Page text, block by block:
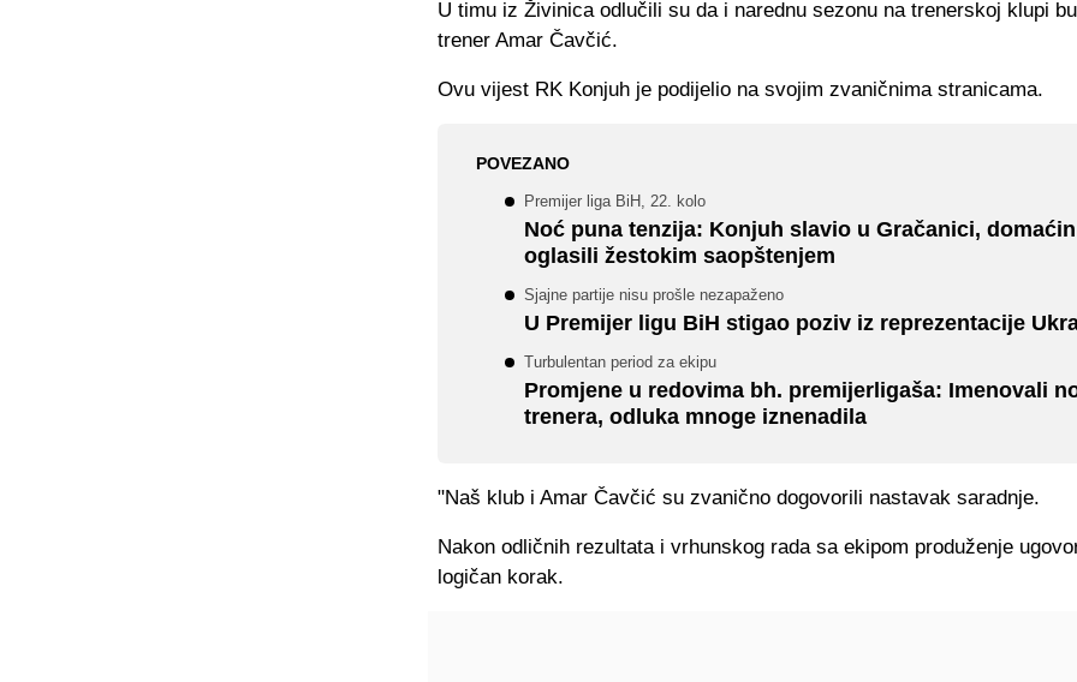
U timu iz Živinica odlučili su da i narednu sezonu na trenerskoj klupi
trener Amar Čavčić.
Ovu vijest RK Konjuh je podijelio na svojim zvaničnima stranicama.
POVEZANO
Premijer liga BiH, 22. kolo
Noć puna tenzija: Konjuh slavio u Gračanici,
oglasili žestokim saopštenjem
Sjajne partije nisu prošle nezapaženo
U Premijer ligu BiH stigao poziv iz reprezentacije
Turbulentan period za ekipu
Promjene u redovima bh. premijerligaša: Imenovali
trenera, odluka mnoge iznenadila
"Naš klub i Amar Čavčić su zvanično dogovorili nastavak saradnje.
Nakon odličnih rezultata i vrhunskog rada sa ekipom produženje
logičan korak.